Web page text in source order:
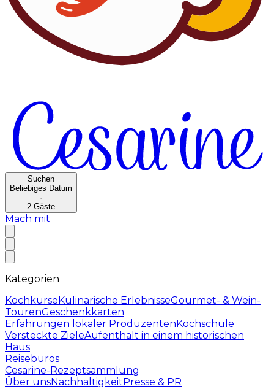
Suchen
Beliebiges Datum
·
2 Gäste
Mach mit
Kategorien
KochkurseKulinarische ErlebnisseGourmet- & Wein-
TourenGeschenkkarten
Erfahrungen lokaler ProduzentenKochschule
Versteckte ZieleAufenthalt in einem historischen
Haus
Reisebüros
Cesarine-Rezeptsammlung
Über unsNachhaltigkeitPresse & PR